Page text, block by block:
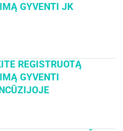
GYVENTI JK
REGISTRUOTĄ
GYVENTI